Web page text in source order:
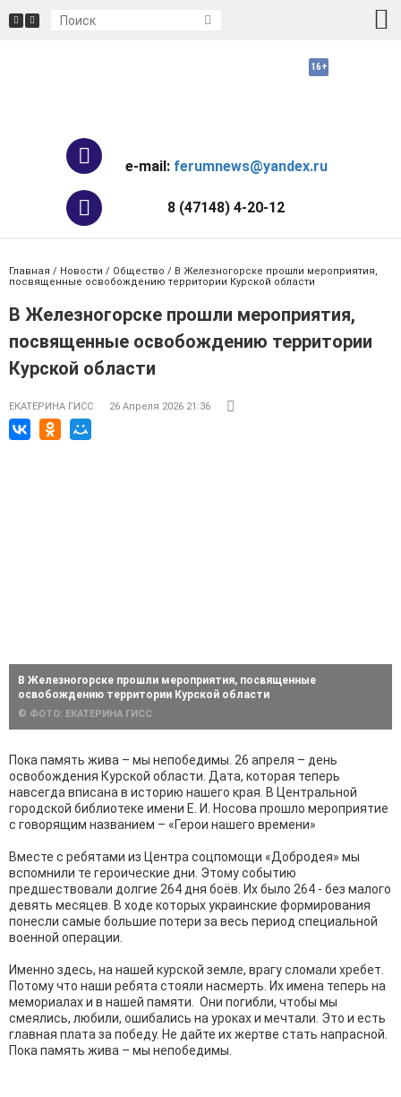
e-mail: ferumnews@yandex.ru
8 (47148) 4-20-12
Главная / Новости / Общество / В Железногорске прошли мероприятия,
посвященные освобождению территории Курской области
В Железногорске прошли мероприятия,
посвященные освобождению территории
Курской области
ЕКАТЕРИНА ГИСС 26 Апреля 2026 21:36
В Железногорске прошли мероприятия, посвященные
освобождению территории Курской области
© ФОТО: ЕКАТЕРИНА ГИСС
Пока память жива – мы непобедимы. 26 апреля – день
освобождения Курской области. Дата, которая теперь
навсегда вписана в историю нашего края. В Центральной
городской библиотеке имени Е. И. Носова прошло мероприятие
с говорящим названием – «Герои нашего времени»
Вместе с ребятами из Центра соцпомощи «Добродея» мы
вспомнили те героические дни. Этому событию
предшествовали долгие 264 дня боёв. Их было 264 - без малого
девять месяцев. В ходе которых украинские формирования
понесли самые большие потери за весь период специальной
военной операции.
Именно здесь, на нашей курской земле, врагу сломали хребет.
Потому что наши ребята стояли насмерть. Их имена теперь на
мемориалах и в нашей памяти. Они погибли, чтобы мы
смеялись, любили, ошибались на уроках и мечтали. Это и есть
главная плата за победу. Не дайте их жертве стать напрасной.
Пока память жива – мы непобедимы.